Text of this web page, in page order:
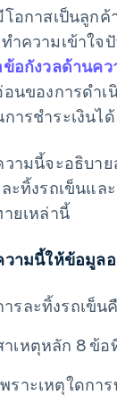
อกาสเป็นลูกค้
ำความเข้าใจ
อกังวลด้านค
นของการดำเ
ารชำระเงินได้
ามนี้จะอธิบาย
ะทิ้งรถเข็นแล
ยเหล่านี้
ามนี้ให้ข้อมูลอ
ารละทิ้งรถเข็น
าเหตุหลัก 8 ข้อ
พราะเหตุใดกา